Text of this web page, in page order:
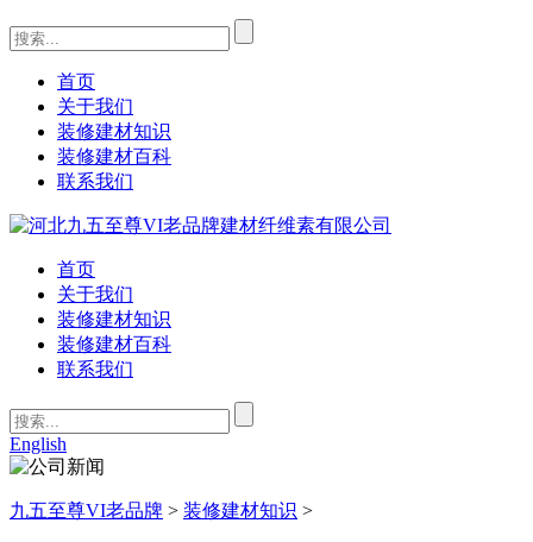
首页
关于我们
装修建材知识
装修建材百科
联系我们
首页
关于我们
装修建材知识
装修建材百科
联系我们
English
九五至尊VI老品牌 > 装修建材知识 >